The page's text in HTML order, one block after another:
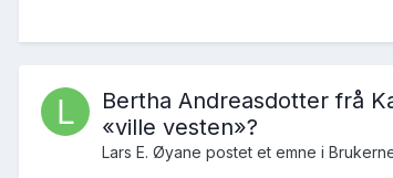
Bertha Andreasdotter frå
«ville vesten»?
Lars E. Øyane postet et emne i